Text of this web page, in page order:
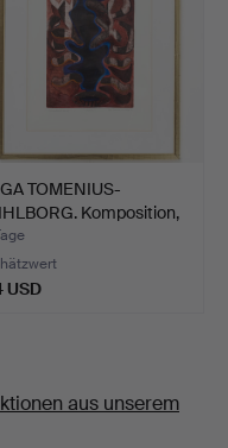
TOMENIUS-
Komposition,
USD
aus unserem